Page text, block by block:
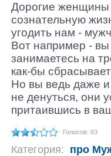
Дорогие
сознательную
угодить нам -
Вот например - вы
занимаетесь на
как-бы
Но вы ведь даже и
не денуться, они
притаившись в
Голосов: 63
Категория: про